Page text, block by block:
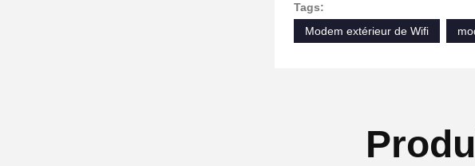
Tags:
Modem extérieur de Wifi